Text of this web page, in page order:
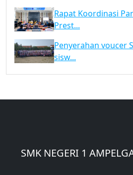
Rapat Koordinasi
Prest...
Penyerahan voucer
sisw...
SMK NEGERI 1